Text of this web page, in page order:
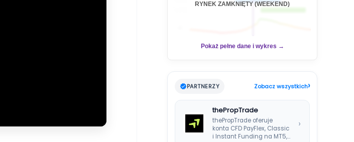
RYNEK ZAMKNIĘTY (WEEKEND)
Pokaż pełne dane i wykres →
PARTNERZY Zobacz wszystkich›
thePropTrade
thePropTrade oferuje
konta CFD PayFlex, Classic
i Instant Funding na MT5,
›